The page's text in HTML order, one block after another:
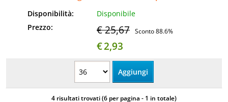
Disponibilità:
Disponibile
Prezzo:
€ 25,67 Sconto 88.6%
€2,93
4 risultati trovati (6 per pagina - 1 in totale)